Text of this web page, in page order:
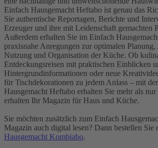
Einfach Hausgemacht Heftabo ist genau das
Sie authentische Reportagen, Berichte und
Erzeuger und ihre mit Leidenschaft gemachten
Außerdem erhalten Sie im Einfach
praxisnahe Anregungen zur optimalen Planung,
Nutzung und Organisation der Küche. Ob
Entdeckungsreisen mit praktischen Einblicken
Hintergrundinformationen oder neue
für Tischdekorationen zu jedem Anlass – mit
Hausgemacht Heftabo erhalten Sie mehr als
erhalten Ihr Magazin für Haus und Küche.
Sie möchten zusätzlich zum Einfach
Magazin auch digital lesen? Dann bestellen Sie
Hausgemacht Kombiabo.